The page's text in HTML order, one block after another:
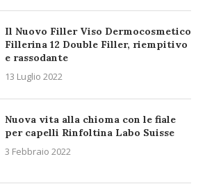
Il Nuovo Filler Viso Dermocosmetico
Fillerina 12 Double Filler, riempitivo
e rassodante
13 Luglio 2022
Nuova vita alla chioma con le fiale
per capelli Rinfoltina Labo Suisse
3 Febbraio 2022